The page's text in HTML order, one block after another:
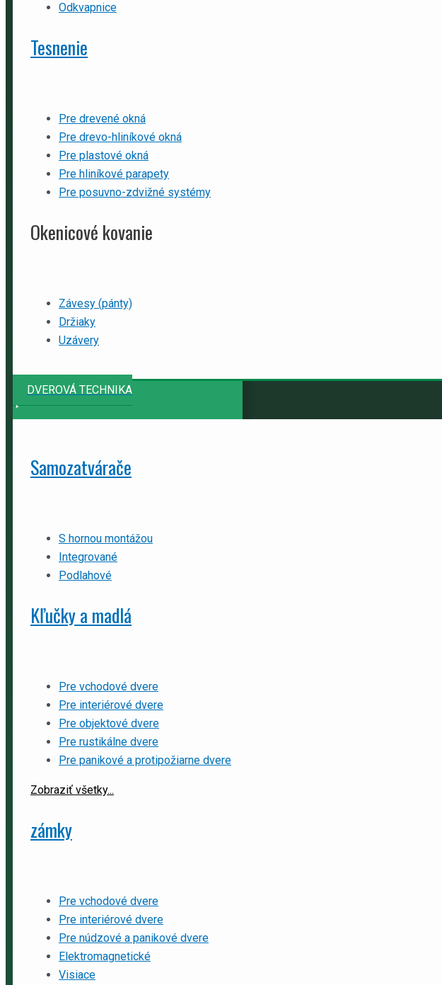
Odkvapnice
Tesnenie
Pre drevené okná
Pre drevo-hliníkové okná
Pre plastové okná
Pre hliníkové parapety
Pre posuvno-zdvižné systémy
Okenicové kovanie
Závesy (pánty)
Držiaky
Uzávery
DVEROVÁ TECHNIKA
Samozatvárače
S hornou montážou
Integrované
Podlahové
Kľučky a madlá
Pre vchodové dvere
Pre interiérové dvere
Pre objektové dvere
Pre rustikálne dvere
Pre panikové a protipožiarne dvere
Zobraziť všetky...
zámky
Pre vchodové dvere
Pre interiérové dvere
Pre núdzové a panikové dvere
Elektromagnetické
Visiace